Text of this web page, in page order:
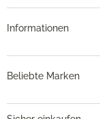
Informationen
Beliebte Marken